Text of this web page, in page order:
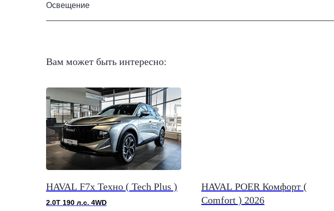
Освещение
Вам может быть интересно:
HAVAL F7x Техно ( Tech Plus )
2.0T 190 л.с. 4WD
HAVAL POER Комфорт (
Comfort ) 2026